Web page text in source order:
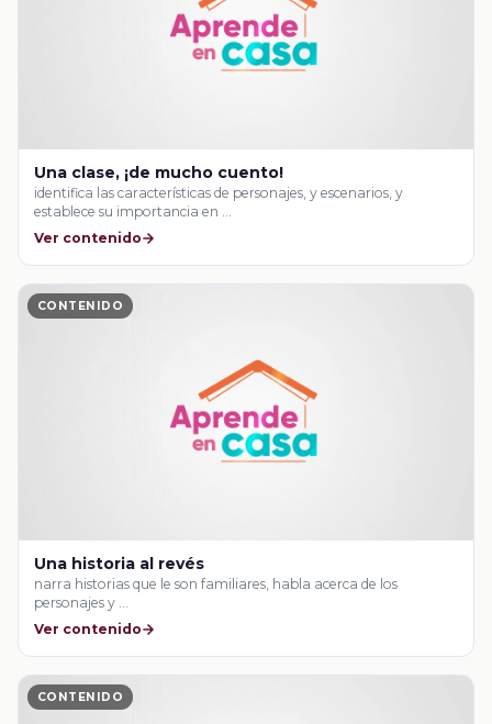
Una clase, ¡de mucho cuento!
identifica las características de personajes, y escenarios, y
establece su importancia en …
Ver contenido
CONTENIDO
Una historia al revés
narra historias que le son familiares, habla acerca de los
personajes y …
Ver contenido
CONTENIDO